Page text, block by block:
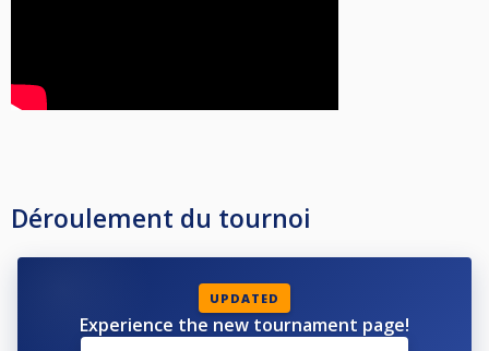
Déroulement du tournoi
UPDATED
Experience the new tournament page!